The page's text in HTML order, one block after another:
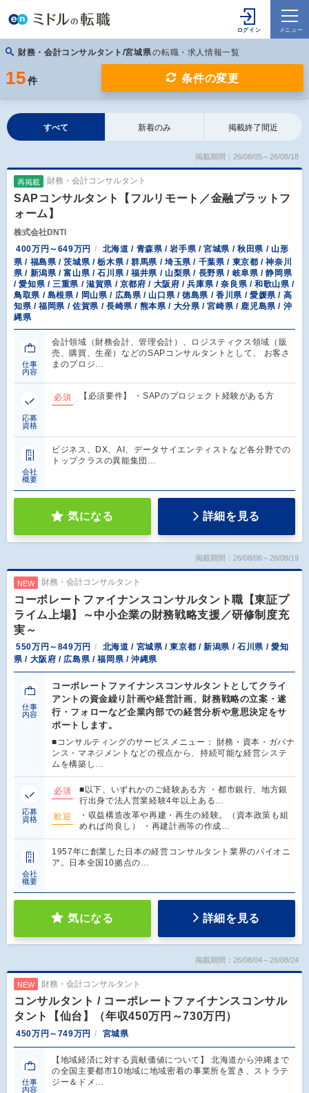
財務・会計コンサルタント/宮城県の転職・求人情報一覧
15 件 条件の変更
すべて 新着のみ 掲載終了間近
掲載期間：26/08/05～26/08/18
再掲載 財務・会計コンサルタント
SAPコンサルタント【フルリモート／金融プラットフ
ォーム】
株式会社DNTI
400万円～649万円
北海道 / 青森県 / 岩手県 / 宮城県 / 秋田県 / 山形
県 / 福島県 / 茨城県 / 栃木県 / 群馬県 / 埼玉県 / 千葉県 / 東京都 / 神奈川
県 / 新潟県 / 富山県 / 石川県 / 福井県 / 山梨県 / 長野県 / 岐阜県 / 静岡県
/ 愛知県 / 三重県 / 滋賀県 / 京都府 / 大阪府 / 兵庫県 / 奈良県 / 和歌山県 /
鳥取県 / 島根県 / 岡山県 / 広島県 / 山口県 / 徳島県 / 香川県 / 愛媛県 / 高
知県 / 福岡県 / 佐賀県 / 長崎県 / 熊本県 / 大分県 / 宮崎県 / 鹿児島県 / 沖
縄県
仕事
内容
会計領域（財務会計、管理会計）、ロジスティクス領域（販
売、購買、生産）などのSAPコンサルタントとして、 お客さ
まのプロジ…
応募
資格
必須 【必須要件】 ・SAPのプロジェクト経験がある方
会社
概要
ビジネス、DX、AI、データサイエンティストなど各分野での
トップクラスの異能集団…
気になる 詳細を見る
掲載期間：26/08/06～26/08/19
NEW 財務・会計コンサルタント
コーポレートファイナンスコンサルタント職【東証プ
ライム上場】～中小企業の財務戦略支援／研修制度充
実～
550万円～849万円
北海道 / 宮城県 / 東京都 / 新潟県 / 石川県 / 愛知
県 / 大阪府 / 広島県 / 福岡県 / 沖縄県
仕事
内容
コーポレートファイナンスコンサルタントとしてクライ
アントの資金繰り計画や経営計画、財務戦略の立案・遂
行・フォローなど企業内部での経営分析や意思決定をサ
ポートします。
■コンサルティングのサービスメニュー： 財務・資本・ガバナ
ンス・マネジメントなどの視点から、持続可能な経営システ
ムを構築し…
応募
資格
必須
■以下、いずれかのご経験ある方 ・都市銀行、地方銀
行出身で法人営業経験4年以上ある…
歓迎
・収益構造改革や再建・再生の経験。（資本政策も組
めれば尚良し） ・再建計画等の作成…
会社
概要
1957年に創業した日本の経営コンサルタント業界のパイオニ
ア。日本全国10拠点の…
気になる 詳細を見る
掲載期間：26/08/04～26/08/24
NEW 財務・会計コンサルタント
コンサルタント / コーポレートファイナンスコンサル
タント【仙台】（年収450万円～730万円）
450万円～749万円 宮城県
仕事
内容
【地域経済に対する貢献価値について】 北海道から沖縄まで
の全国主要都市10地域に地域密着の事業所を置き、ストラテ
ジー＆ドメ…